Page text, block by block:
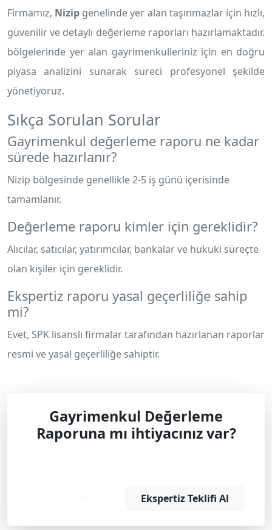
Firmamız, Nizip genelinde yer alan taşınmazlar için hızlı,
güvenilir ve detaylı değerleme raporları hazırlamaktadır.
bölgelerinde yer alan gayrimenkulleriniz için en doğru
piyasa analizini sunarak süreci profesyonel şekilde
yönetiyoruz.
Sıkça Sorulan Sorular
Gayrimenkul değerleme raporu ne kadar
sürede hazırlanır?
Nizip bölgesinde genellikle 2-5 iş günü içerisinde
tamamlanır.
Değerleme raporu kimler için gereklidir?
Alıcılar, satıcılar, yatırımcılar, bankalar ve hukuki süreçte
olan kişiler için gereklidir.
Ekspertiz raporu yasal geçerliliğe sahip
mi?
Evet, SPK lisanslı firmalar tarafından hazırlanan raporlar
resmi ve yasal geçerliliğe sahiptir.
Gayrimenkul Değerleme
Raporuna mı ihtiyacınız var?
Ekspertiz Teklifi Al